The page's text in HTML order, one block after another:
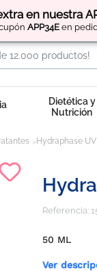
en nuestra
APP34E en
Dietética y
Nutrición
Hydraphase
Referencia:
50 ML
Ver